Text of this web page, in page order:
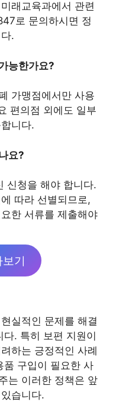
래교육과에서 관련
로 문의하시면 정
.
능한가요?
가맹점에서만 사용
편의점 외에도 일부
니다.
요?
신청을 해야 합니다.
따라 선별되므로,
한 서류를 제출해야
기
실적인 문제를 해결
. 특히 보편 지원이
하는 긍정적인 사례
품 구입이 필요한 사
는 이러한 정책은 앞
습니다.